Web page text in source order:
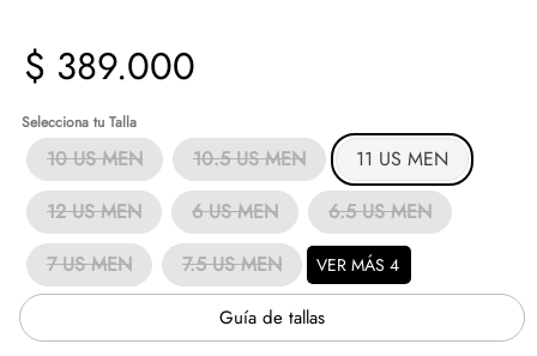
$ 389.000
Talla
10 US MEN 10.5 US MEN
11 US MEN
12 US MEN
6 US MEN
6.5 US MEN
7 US MEN
7.5 US MEN VER MÁS 4
Guía de tallas